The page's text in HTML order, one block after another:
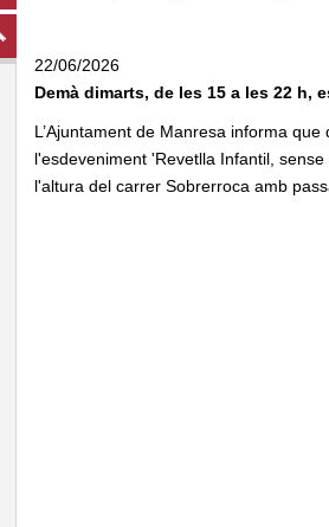
22/06/2026
Demà dimarts, de les 15 a les 22 h,
L’Ajuntament de Manresa informa
l'esdeveniment 'Revetlla Infantil,
l'altura del carrer Sobrerroca amb